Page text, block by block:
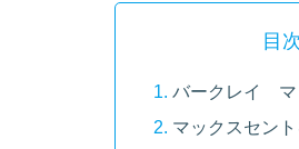
目次
バークレイ マ
マックスセン